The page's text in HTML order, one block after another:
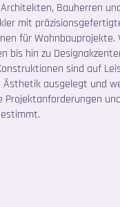
Bauherren
mit
für Wohnbauprojekte.
bis hin zu
sind auf
Ästhetik ausgelegt und
Projektanforderungen und